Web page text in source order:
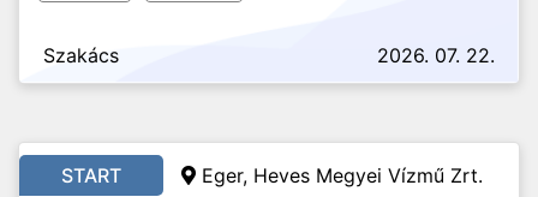
Szakács 2026. 07. 22.
START Eger, Heves Megyei Vízmű Zrt.